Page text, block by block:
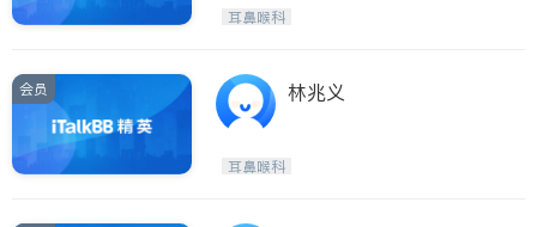
Santa Barbara & Monterey
耳鼻喉科
会员 林兆义
耳鼻喉科